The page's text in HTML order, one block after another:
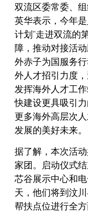
双流区委常委、
英华表示，今年
计划”走进双流的
障，推动对接活
外赤子为国服务
外人才招引力度
发挥海外人才工
快建设更具吸引
更多海外高层次
发展的美好未来。
据了解，本次活
家团。启动仪式
芯谷展示中心和
天，他们将到汶
帮扶点位进行全方